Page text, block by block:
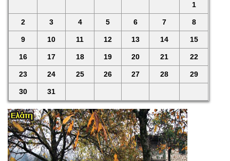
1
2 3 4 5 6 7 8
9 10 11 12 13 14 15
16 17 18 19 20 21 22
23 24 25 26 27 28 29
30 31